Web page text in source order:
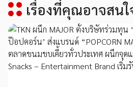
เรื่องที่คุณอาจสนใ